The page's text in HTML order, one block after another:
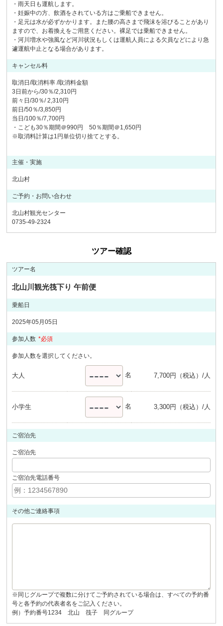
・雨天日も運航します。
・妊娠中の方、飲酒をされている方はご乗船できません。
・足元は水が必ずかかります。また腰の高さまで飛沫を浴びることがあり
ますので、お着換えをご用意ください。裸足では乗船できません。
・河川増水や強風など河川状況もしくは運航人員による欠員などにより急
遽運航中止となる場合があります。
キャンセル料
取消日/取消料率 /取消料金額
3日前から/30％/2,310円
前々日/30％/ 2,310円
前日/50％/3,850円
当日/100％/7,700円
・こども30％期間＠990円 50％期間＠1,650円
※取消料計算は1円単位切り捨てとする。
主催・実施
北山村
ご予約・お問い合わせ
北山村観光センター
0735-49-2324
ツアー確認
ツアー名
北山川観光筏下り 午前便
乗船日
2025年05月05日
参加人数 *必須
参加人数を選択してください。
大人 名 7,700円（税込）/人
小学生 名 3,300円（税込）/人
ご宿泊先
ご宿泊先
ご宿泊先電話番号
その他ご連絡事項
※同じグループで複数に分けてご予約されている場合は、すべての予約番
号と各予約の代表者名をご記入ください。
例）予約番号1234 北山 筏子 同グループ